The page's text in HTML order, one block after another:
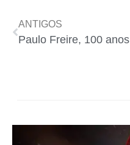
ANTIGOS
Paulo Freire, 100 anos